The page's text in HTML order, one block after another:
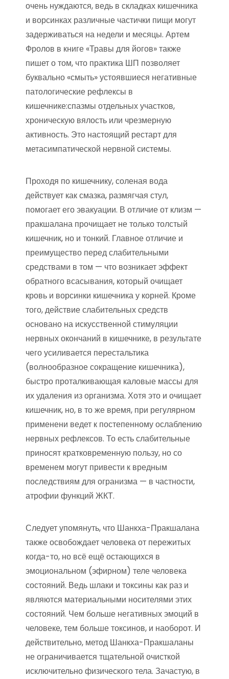
очень нуждаются, ведь в складках кишечника
и ворсинках различные частички пищи могут
задерживаться на недели и месяцы. Артем
Фролов в книге «Травы для йогов» также
пишет о том, что практика ШП позволяет
буквально «смыть» устоявшиеся негативные
патологические рефлексы в
кишечнике:спазмы отдельных участков,
хроническую вялость или чрезмерную
активность. Это настоящий рестарт для
метасимпатической нервной системы.
Проходя по кишечнику, соленая вода
действует как смазка, размягчая стул,
помогает его эвакуации. В отличие от клизм —
пракшалана прочищает не только толстый
кишечник, но и тонкий. Главное отличие и
преимущество перед слабительными
средствами в том — что возникает эффект
обратного всасывания, который очищает
кровь и ворсинки кишечника у корней. Кроме
того, действие слабительных средств
основано на искусственной стимуляции
нервных окончаний в кишечнике, в результате
чего усиливается перестальтика
(волнообразное сокращение кишечника),
быстро проталкивающая каловые массы для
их удаления из организма. Хотя это и очищает
кишечник, но, в то же время, при регулярном
применени ведет к постепенному ослаблению
нервных рефлексов. То есть слабительные
приносят кратковременную пользу, но со
временем могут привести к вредным
последствиям для огранизма — в частности,
атрофии функций ЖКТ.
Следует упомянуть, что Шанкха-Пракшалана
также освобождает человека от пережитых
когда-то, но всё ещё остающихся в
эмоциональном (эфирном) теле человека
состояний. Ведь шлаки и токсины как раз и
являются материальными носителями этих
состояний. Чем больше негативных эмоций в
человеке, тем больше токсинов, и наоборот. И
действительно, метод Шанкха-Пракшаланы
не ограничивается тщательной очисткой
исключительно физического тела. Зачастую, в